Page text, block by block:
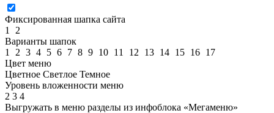
Фиксированная шапка сайта
1
2
Варианты шапок
1
2 3 4 5 6 7 8 9 10 11 12 13 14 15 16 17
Цвет меню
Цветное Светлое Темное
Уровень вложенности меню
2 3 4
Выгружать в меню разделы из инфоблока «Мегаменю»